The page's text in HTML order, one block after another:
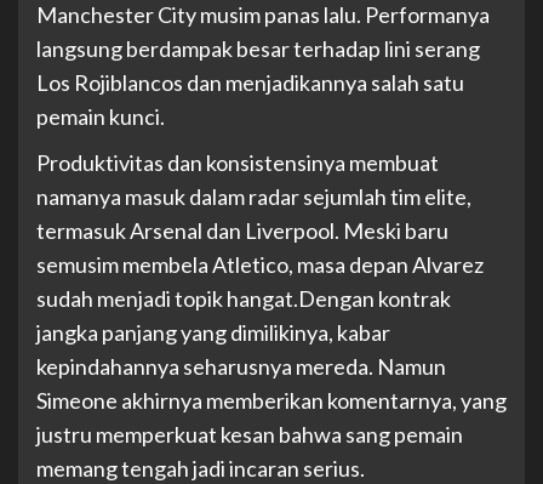
Manchester City musim panas lalu. Performanya
langsung berdampak besar terhadap lini serang
Los Rojiblancos dan menjadikannya salah satu
pemain kunci.
Produktivitas dan konsistensinya membuat
namanya masuk dalam radar sejumlah tim elite,
termasuk Arsenal dan Liverpool. Meski baru
semusim membela Atletico, masa depan Alvarez
sudah menjadi topik hangat.Dengan kontrak
jangka panjang yang dimilikinya, kabar
kepindahannya seharusnya mereda. Namun
Simeone akhirnya memberikan komentarnya, yang
justru memperkuat kesan bahwa sang pemain
memang tengah jadi incaran serius.